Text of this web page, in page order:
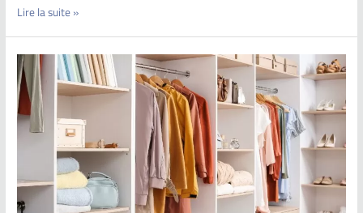
Lire la suite »